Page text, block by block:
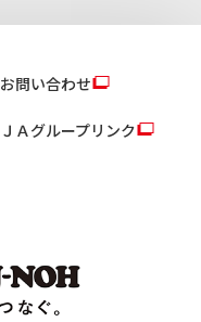
お問い合わせ
ＪＡグループリンク